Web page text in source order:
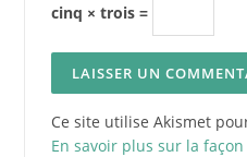
cinq × trois =
Ce site utilise Akismet
En savoir plus sur la